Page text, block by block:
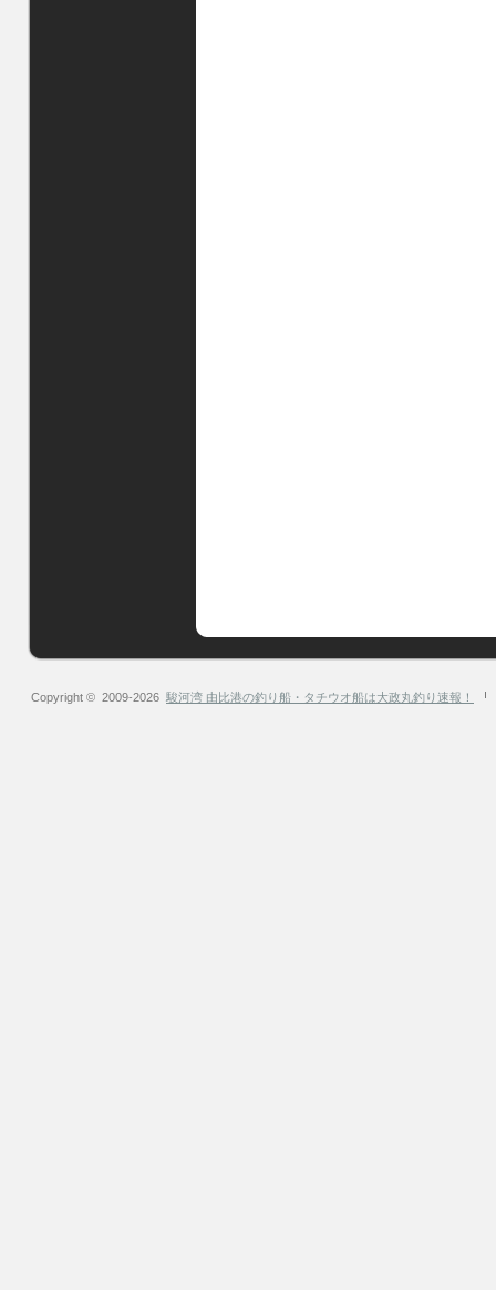
Copyright © 2009-2026 駿河湾 由比港の釣り船・タチウオ船は大政丸釣り速報！